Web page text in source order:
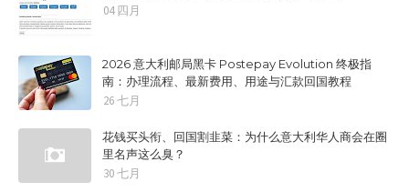
04 四月
2026 意大利邮局黑卡 Postepay Evolution 终极指
南：办理流程、最新费用、用途与汇款回国教程
26 七月
花钱买头衔、回国割韭菜：为什么意大利华人商会在圈
里名声这么臭？
30 七月